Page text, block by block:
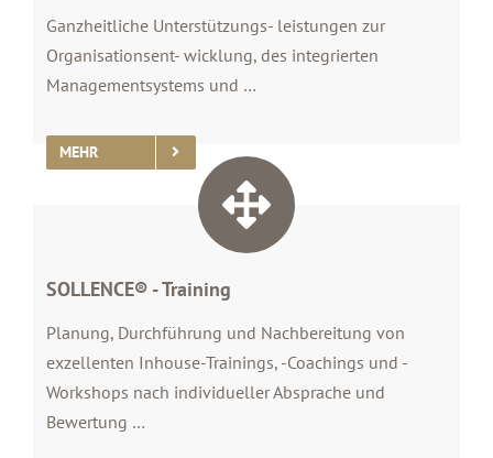
Ganzheitliche Unterstützungs- leistungen zur
Organisationsent- wicklung, des integrierten
Managementsystems und …
MEHR
SOLLENCE® - Training
Planung, Durchführung und Nachbereitung von
exzellenten Inhouse-Trainings, -Coachings und -
Workshops nach individueller Absprache und
Bewertung …